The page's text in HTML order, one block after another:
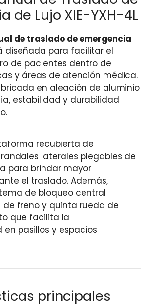
de Lujo XIE-YXH-4L
de traslado de emergencia
diseñada para facilitar el
de pacientes dentro de
y áreas de atención médica.
en aleación de aluminio
estabilidad y durabilidad
recubierta de
laterales plegables de
para brindar mayor
el traslado. Además,
de bloqueo central
freno y quinta rueda de
que facilita la
pasillos y espacios
principales